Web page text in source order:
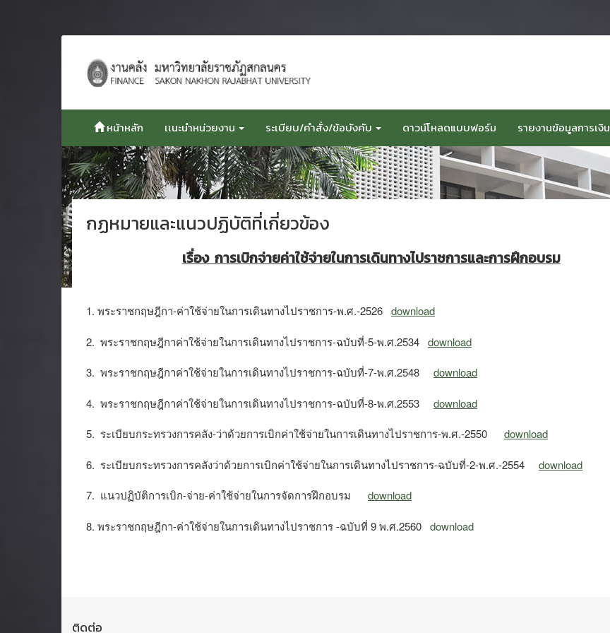
เนื้อหา
หน้าหลัก เเนะนำหน่วยงาน ระเบียบ/คำสั่ง/ข้อบังคับ ดาวน์โหลดแบบฟอร์ม รายงานข้อมูลการเงิน
กฏหมายและแนวปฏิบัติที่เกี่ยวข้อง
เรื่อง การเบิกจ่ายค่าใช้จ่ายในการเดินทางไปราชการและการฝึกอบรม
1. พระราชกฤษฎีกา-ค่าใช้จ่ายในการเดินทางไปราชการ-พ.ศ.-2526 download
2. พระราชกฤษฎีกาค่าใช้จ่ายในการเดินทางไปราชการ-ฉบับที่-5-พ.ศ.2534 download
3. พระราชกฤษฎีกาค่าใช้จ่ายในการเดินทางไปราชการ-ฉบับที่-7-พ.ศ.2548 download
4. พระราชกฤษฎีกาค่าใช้จ่ายในการเดินทางไปราชการ-ฉบับที่-8-พ.ศ.2553 download
5. ระเบียบกระทรวงการคลัง-ว่าด้วยการเบิกค่าใช้จ่ายในการเดินทางไปราชการ-พ.ศ.-2550 download
6. ระเบียบกระทรวงการคลังว่าด้วยการเบิกค่าใช้จ่ายในการเดินทางไปราชการ-ฉบับที่-2-พ.ศ.-2554 download
7. แนวปฏิบัติการเบิก-จ่าย-ค่าใช้จ่ายในการจัดการฝึกอบรม download
8. พระราชกฤษฎีกา-ค่าใช้จ่ายในการเดินทางไปราชการ -ฉบับที่ 9 พ.ศ.2560 download
ติดต่อ